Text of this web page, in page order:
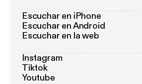
Escuchar en iPhone
Escuchar en Android
Escuchar en la web
Instagram
Tiktok
Youtube